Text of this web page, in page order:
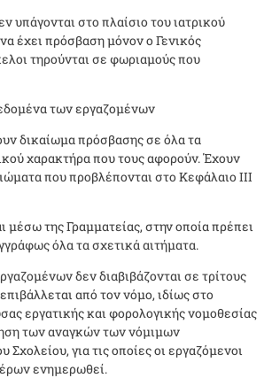
υπάγονται στο πλαίσιο του ιατρικού
έχει πρόσβαση μόνον ο Γενικός
τηρούνται σε φωριαμούς που
των εργαζομένων
δικαίωμα πρόσβασης σε όλα τα
χαρακτήρα που τους αφορούν. Έχουν
που προβλέπονται στο Κεφάλαιο ΙΙΙ
μέσω της Γραμματείας, στην οποία πρέπει
όλα τα σχετικά αιτήματα.
δεν διαβιβάζονται σε τρίτους
από τον νόμο, ιδίως στο
εργατικής και φορολογικής νομοθεσίας
των αναγκών των νόμιμων
Σχολείου, για τις οποίες οι εργαζόμενοι
ενημερωθεί.